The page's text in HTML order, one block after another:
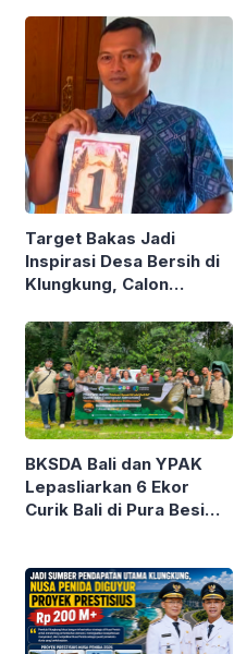
Target Bakas Jadi
Inspirasi Desa Bersih di
Klungkung, Calon
Widiasa Siapkan
Program Unggulan
BKSDA Bali dan YPAK
Lepasliarkan 6 Ekor
Curik Bali di Pura Besi